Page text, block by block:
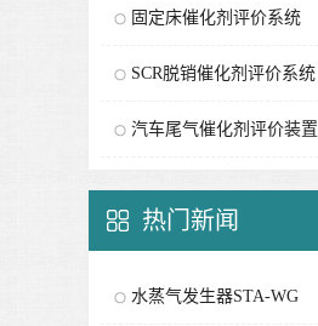
固定床催化剂评价系统
SCR脱销催化剂评价系统
汽车尾气催化剂评价装置
热门新闻
水蒸气发生器STA-WG